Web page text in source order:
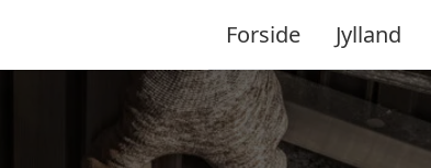
Forside Jylland